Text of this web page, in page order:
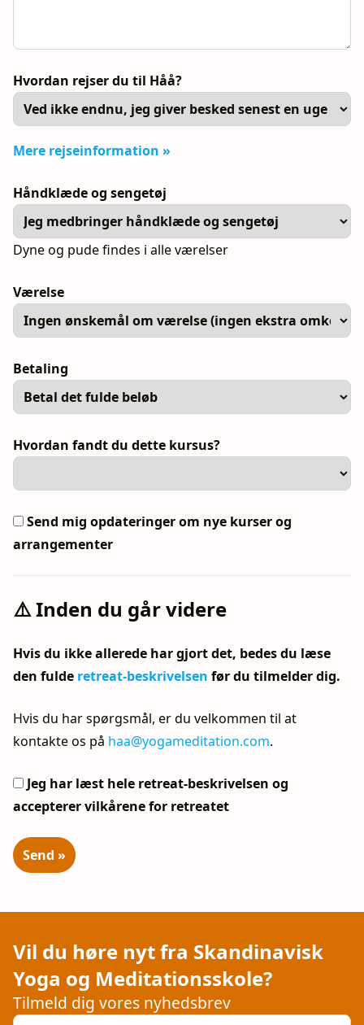
Hvordan rejser du til Håå?
Mere rejseinformation »
Håndklæde og sengetøj
Dyne og pude findes i alle værelser
Værelse
Betaling
Hvordan fandt du dette kursus?
Send mig opdateringer om nye kurser og
arrangementer
⚠️ Inden du går videre
Hvis du ikke allerede har gjort det, bedes du læse
den fulde retreat-beskrivelsen før du tilmelder dig.
Hvis du har spørgsmål, er du velkommen til at
kontakte os på haa@yogameditation.com.
Jeg har læst hele retreat-beskrivelsen og
accepterer vilkårene for retreatet
Vil du høre nyt fra Skandinavisk
Yoga og Meditationsskole?
Tilmeld dig vores nyhedsbrev